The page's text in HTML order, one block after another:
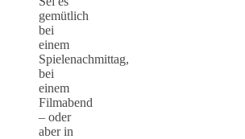
gemütlich
bei
einem
Spielenachmittag,
bei
einem
Filmabend
– oder
aber in